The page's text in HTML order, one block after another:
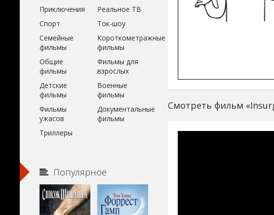
Смотреть фильм
Приключения
Реальное ТВ
Спорт
Ток-шоу
Семейные
фильмы
Короткометражные
фильмы
Общие
фильмы
Фильмы для
взрослых
Детские
фильмы
Военные
фильмы
Фильмы
ужасов
Документальные
фильмы
Триллеры
Популярное